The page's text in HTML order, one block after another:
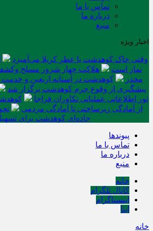
تماس با ما
درباره ما
منبع
اخبار ویژه
وقتی خاک کوهدشت با عطر کربلا می‌آمیزد
نماز است
مخدر
کوهدشت در آستانه اربعین و خدمت‌
پیشگیری از وقوع جرم کوهدشت برگزار شد
تور اطلاعاتی عملیاتی تکاوران فراجا
از آمادگی زیرساختی تا آمادگی مردمی
جاده‌ای کوهدشت برای تسهیل
پیوندها
تماس با ما
درباره ما
منبع
خانه
کانال تلگرام
اینستاگرام
ایتا
خانه